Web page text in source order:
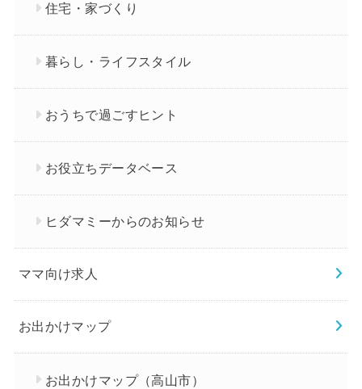
住宅・家づくり
暮らし・ライフスタイル
おうちで過ごすヒント
お役立ちデータベース
ヒダマミーからのお知らせ
ママ向け求人
お出かけマップ
お出かけマップ（高山市）